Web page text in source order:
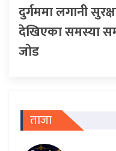
दुर्गममा लगानी
देखिएका समस्या
जोड
ताजा